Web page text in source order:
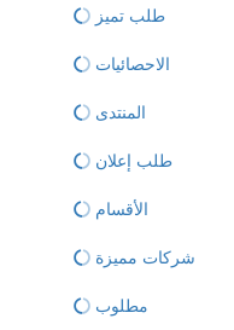
طلب تميز
الاحصائيات
المنتدى
طلب إعلان
الأقسام
شركات مميزة
مطلوب